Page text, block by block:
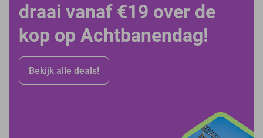
draai vanaf €19 over de
kop op Achtbanendag!
Bekijk alle deals!